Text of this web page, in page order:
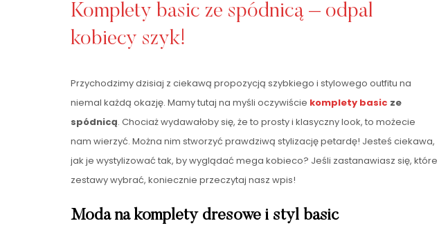
Komplety basic ze spódnicą – odpal
kobiecy szyk!
Przychodzimy dzisiaj z ciekawą propozycją szybkiego i stylowego outfitu na
niemal każdą okazję. Mamy tutaj na myśli oczywiście komplety basic ze
spódnicą. Chociaż wydawałoby się, że to prosty i klasyczny look, to możecie
nam wierzyć. Można nim stworzyć prawdziwą stylizację petardę! Jesteś ciekawa,
jak je wystylizować tak, by wyglądać mega kobieco? Jeśli zastanawiasz się, które
zestawy wybrać, koniecznie przeczytaj nasz wpis!
Moda na komplety dresowe i styl basic